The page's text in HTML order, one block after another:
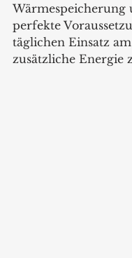
Wärmespeicherung
perfekte
täglichen Einsatz
zusätzliche Energie